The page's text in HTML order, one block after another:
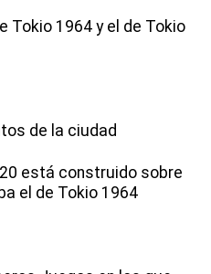
Tokio 1964 y el de Tokio
de la ciudad
está construido sobre
el de Tokio 1964